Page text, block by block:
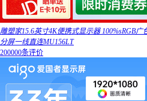
雕塑家15.6英寸4K便携式显示器 100%sRGB
分屏一线直连MU156LT
200000条评价